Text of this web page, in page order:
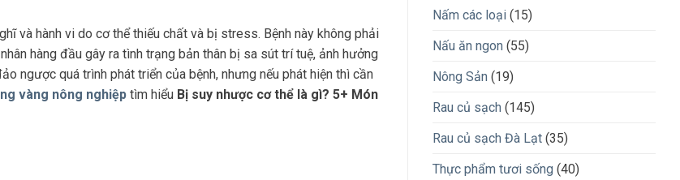
và hành vi do cơ thể thiếu chất và bị stress. Bệnh này không phải
hàng đầu gây ra tình trạng bản thân bị sa sút trí tuệ, ảnh hưởng
ngược quá trình phát triển của bệnh, nhưng nếu phát hiện thì cần
vàng nông nghiệp tìm hiểu Bị suy nhược cơ thể là gì? 5+ Món
Nấm các loại (15)
Nấu ăn ngon (55)
Nông Sản (19)
Rau củ sạch (145)
Rau củ sạch Đà Lạt (35)
Thực phẩm tươi sống (40)